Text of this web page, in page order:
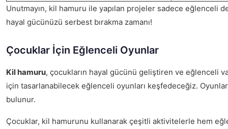
Unutmayın, kil hamuru ile yapılan projeler sadece eğlenceli
hayal gücünüzü serbest bırakma zamanı!
Çocuklar İçin Eğlenceli Oyunlar
Kil hamuru, çocukların hayal gücünü geliştiren ve eğlenceli
için tasarlanabilecek eğlenceli oyunları keşfedeceğiz.
bulunur.
Çocuklar, kil hamurunu kullanarak çeşitli aktivitelerle hem